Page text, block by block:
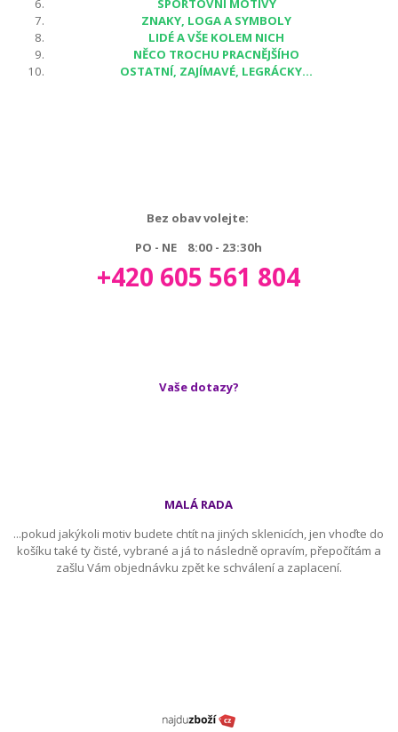
SPORTOVNÍ MOTIVY
ZNAKY, LOGA A SYMBOLY
LIDÉ A VŠE KOLEM NICH
NĚCO TROCHU PRACNĚJŠÍHO
OSTATNÍ, ZAJÍMAVÉ, LEGRÁCKY...
Bez obav volejte:
PO - NE 8:00 - 23:30h
+420 605 561 804
Vaše dotazy?
MALÁ RADA
...pokud jakýkoli motiv budete chtít na jiných sklenicích, jen vhoďte do
košíku také ty čisté, vybrané a já to následně opravím, přepočítám a
zašlu Vám objednávku zpět ke schválení a zaplacení.